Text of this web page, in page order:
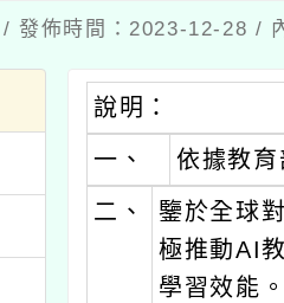
發佈時間：2023-12-28 /
說明：
一、
依據教
二、
鑒於全球
極推動AI
學習效能。